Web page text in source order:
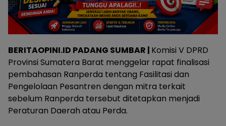
BERITAOPINI.ID PADANG SUMBAR | Komisi V DPRD
Provinsi Sumatera Barat menggelar rapat finalisasi
pembahasan Ranperda tentang Fasilitasi dan
Pengelolaan Pesantren dengan mitra terkait
sebelum Ranperda tersebut ditetapkan menjadi
Peraturan Daerah atau Perda.